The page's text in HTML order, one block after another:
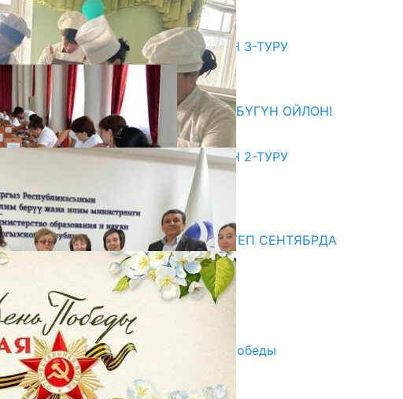
158
Абитуриент
ЖОЖДОРГО КАБЫЛ АЛУУНУН 3-ТУРУ
БАШТАЛДЫ
27.07.2026
ӨЗҮҢДҮН КЕЛЕЧЕГИҢ ҮЧҮН БҮГҮН ОЙЛОН!
20.07.2026
ЖОЖДОРГО КАБЫЛ АЛУУНУН 2-ТУРУ
20.07.2026
Медиа
СУЗАКТА 750 ОРУНДУУ МЕКТЕП СЕНТЯБРДА
ПАЙДАЛАНУУГА БЕРИЛЕТ
07.08.2025
Улуу Жеңиштин жандуу сөзү
29.04.2025
Награды в преддверии Дня Победы
29.04.2025